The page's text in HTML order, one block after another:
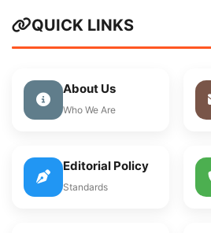
QUICK LINKS
About Us
Who We Are
Editorial Policy
Standards